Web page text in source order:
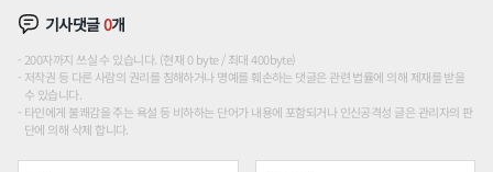
기사댓글0개
200자까지 쓰실 수 있습니다. (현재 0 byte / 최대 400byte)
저작권 등 다른 사람의 권리를 침해하거나 명예를 훼손하는 댓글은 관련 법률에 의해 제재를 받을
수 있습니다.
타인에게 불쾌감을 주는 욕설 등 비하하는 단어가 내용에 포함되거나 인신공격성 글은 관리자의 판
단에 의해 삭제 합니다.